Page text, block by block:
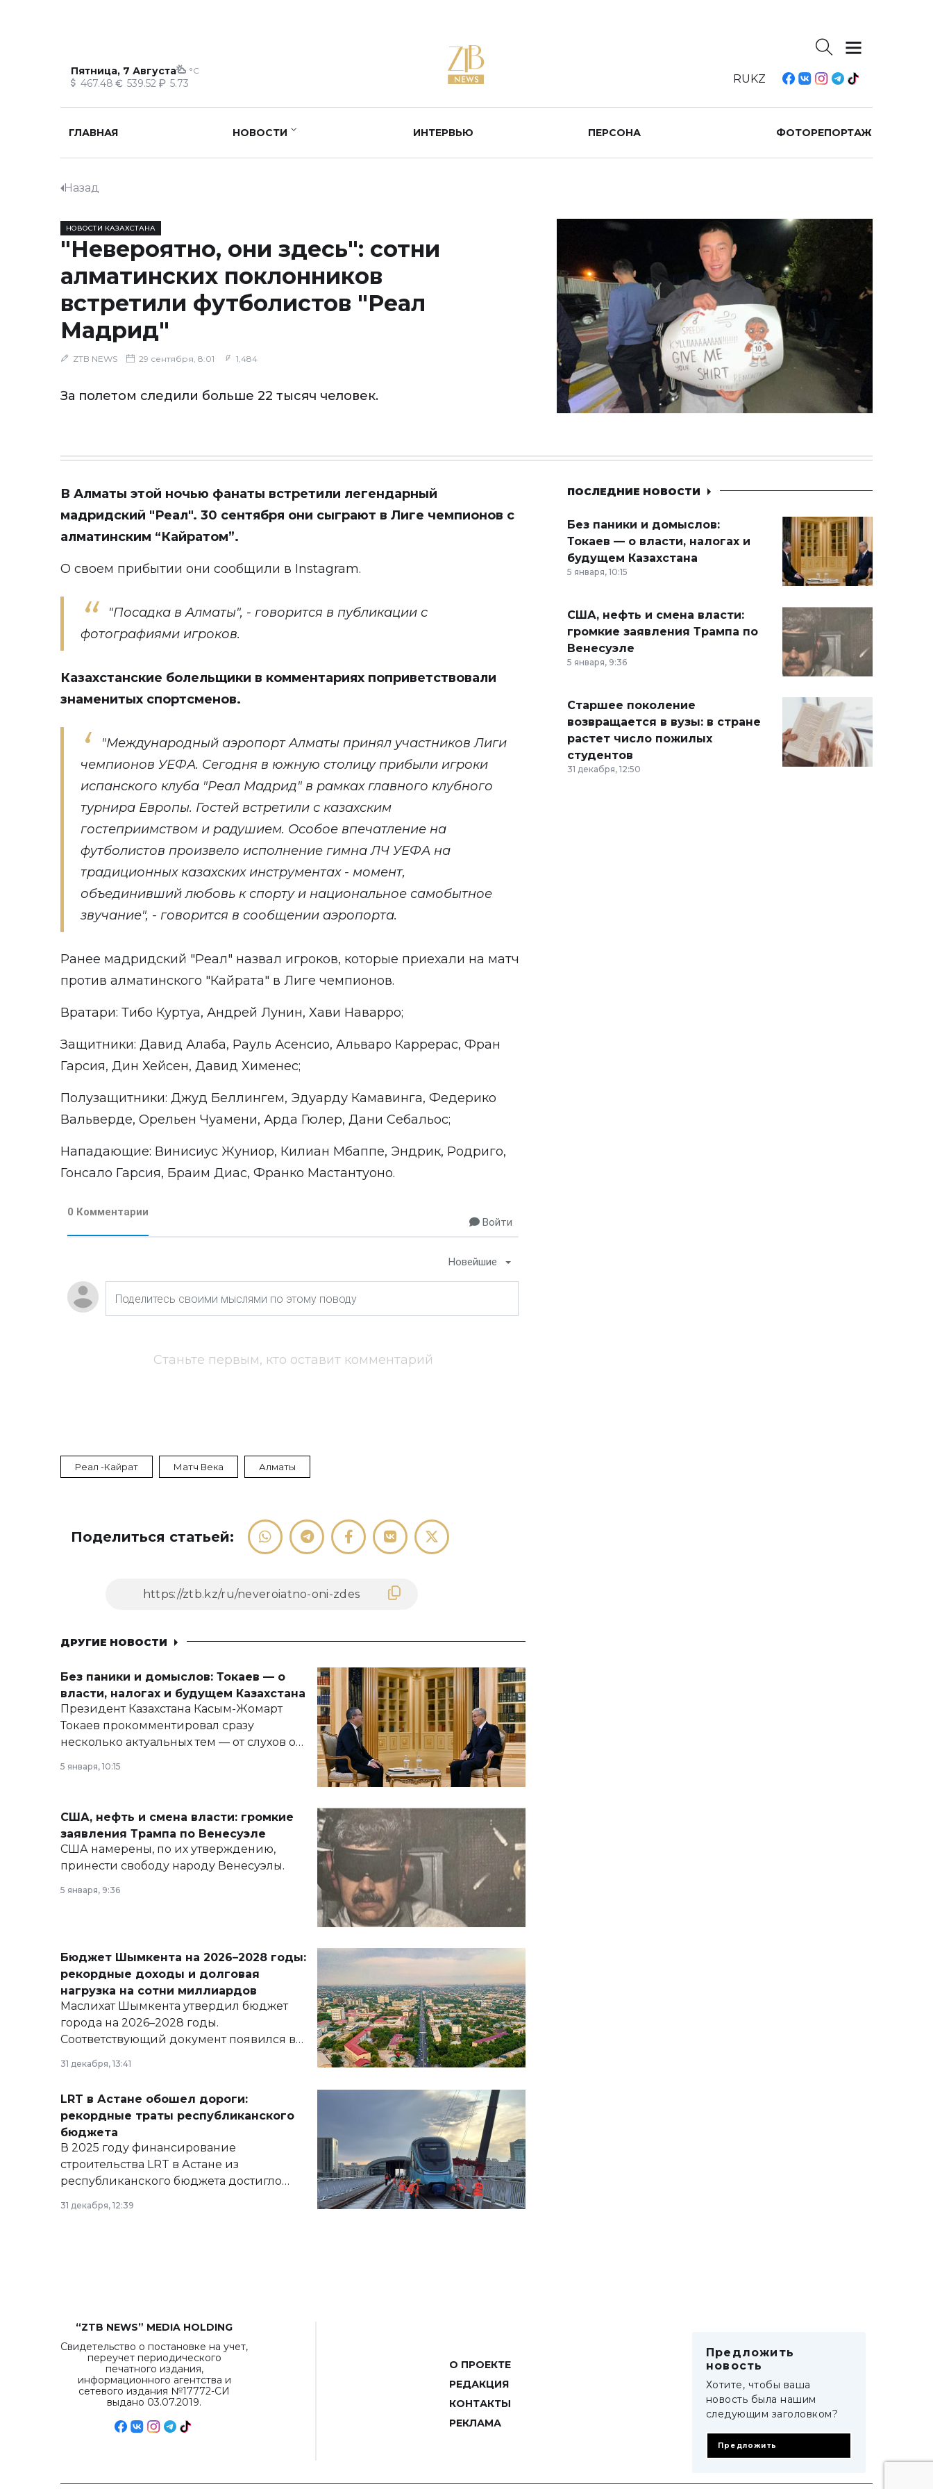
Пятница, 7 Августа °C
467.48 539.52 5.73 RUKZ
ГЛАВНАЯ НОВОСТИ ИНТЕРВЬЮ ПЕРСОНА ФОТОРЕПОРТАЖ
Назад
НОВОСТИ КАЗАХСТАНА
"Невероятно, они здесь": сотни
алматинских поклонников
встретили футболистов "Реал
Мадрид"
ZTB NEWS 29 сентября, 8:01 1,484
За полетом следили больше 22 тысяч человек.
В Алматы этой ночью фанаты встретили легендарный
мадридский "Реал". 30 сентября они сыграют в Лиге чемпионов с
алматинским “Кайратом”.
О своем прибытии они сообщили в Instagram.
"Посадка в Алматы", - говорится в публикации с
фотографиями игроков.
Казахстанские болельщики в комментариях поприветствовали
знаменитых спортсменов.
"Международный аэропорт Алматы принял участников Лиги
чемпионов УЕФА. Сегодня в южную столицу прибыли игроки
испанского клуба "Реал Мадрид" в рамках главного клубного
турнира Европы. Гостей встретили с казахским
гостеприимством и радушием. Особое впечатление на
футболистов произвело исполнение гимна ЛЧ УЕФА на
традиционных казахских инструментах - момент,
объединивший любовь к спорту и национальное самобытное
звучание", - говорится в сообщении аэропорта.
Ранее мадридский "Реал" назвал игроков, которые приехали на матч
против алматинского "Кайрата" в Лиге чемпионов.
Вратари: Тибо Куртуа, Андрей Лунин, Хави Наварро;
Защитники: Давид Алаба, Рауль Асенсио, Альваро Каррерас, Фран
Гарсия, Дин Хейсен, Давид Хименес;
Полузащитники: Джуд Беллингем, Эдуарду Камавинга, Федерико
Вальверде, Орельен Чуамени, Арда Гюлер, Дани Себальос;
Нападающие: Винисиус Жуниор, Килиан Мбаппе, Эндрик, Родриго,
Гонсало Гарсия, Браим Диас, Франко Мастантуоно.
0 Комментарии
Войти
Новейшие
Станьте первым, кто оставит комментарий
Реал -Кайрат Матч Века Алматы
Поделиться статьей:
ДРУГИЕ НОВОСТИ
Без паники и домыслов: Токаев — о
власти, налогах и будущем Казахстана
Президент Казахстана Касым-Жомарт
Токаев прокомментировал сразу
несколько актуальных тем — от слухов о
армии, экономики и личного здоровья.
5 января, 10:15
США, нефть и смена власти: громкие
заявления Трампа по Венесуэле
США намерены, по их утверждению,
принести свободу народу Венесуэлы.
5 января, 9:36
Бюджет Шымкента на 2026–2028 годы:
рекордные доходы и долговая
нагрузка на сотни миллиардов
Маслихат Шымкента утвердил бюджет
города на 2026–2028 годы.
Соответствующий документ появился в
базе нормативных правовых актов и на
сайте маслихат города.
31 декабря, 13:41
LRT в Астане обошел дороги:
рекордные траты республиканского
бюджета
В 2025 году финансирование
строительства LRT в Астане из
республиканского бюджета достигло
рекордных объемов.
31 декабря, 12:39
ПОСЛЕДНИЕ НОВОСТИ
Без паники и домыслов:
Токаев — о власти, налогах и
будущем Казахстана
5 января, 10:15
США, нефть и смена власти:
громкие заявления Трампа по
Венесуэле
5 января, 9:36
Старшее поколение
возвращается в вузы: в стране
растет число пожилых
студентов
31 декабря, 12:50
“ZTB NEWS” MEDIA HOLDING
Свидетельство о постановке на учет,
переучет периодического
печатного издания,
информационного агентства и
сетевого издания №17772-СИ
выдано 03.07.2019.
О ПРОЕКТЕ
РЕДАКЦИЯ
КОНТАКТЫ
РЕКЛАМА
Предложить
новость
Хотите, чтобы ваша
новость была нашим
следующим заголовком?
Предложить